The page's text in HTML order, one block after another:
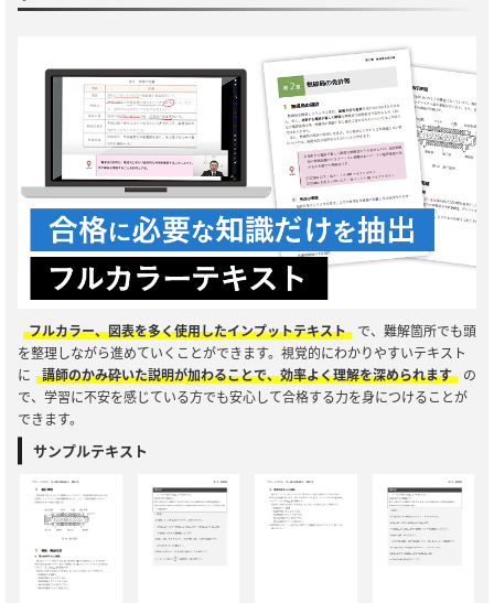
フルカラー、図表を多く使用したインプットテキスト
で、難解箇所でも頭
を整理しながら進めていくことができます。視覚的にわかりやすいテキスト
に
講師のかみ砕いた説明が加わることで、効率よく理解を深められます
の
で、学習に不安を感じている方でも安心して合格する力を身につけることが
できます。
サンプルテキスト